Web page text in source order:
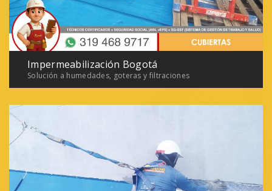
Impermeabilización Bogotá
Solución a humedades, goteras y filtraciones